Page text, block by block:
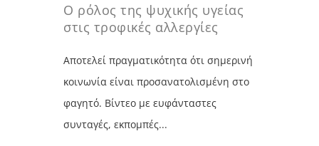
Ο ρόλος της ψυχικής υγείας
στις τροφικές αλλεργίες
Αποτελεί πραγματικότητα ότι σημερινή
κοινωνία είναι προσανατολισμένη στο
φαγητό. Βίντεο με ευφάνταστες
συνταγές, εκπομπές...